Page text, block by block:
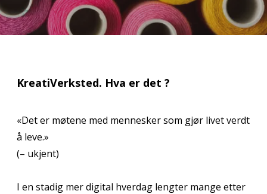
KreatiVerksted. Hva er det ?
«Det er møtene med mennesker som gjør livet verdt
å leve.»
(– ukjent)
I en stadig mer digital hverdag lengter mange etter